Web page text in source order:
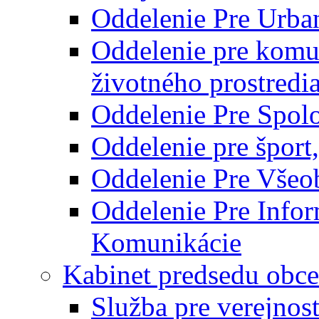
Oddelenie Pre
Oddelenie pre
životného
Oddelenie Pre
Oddelenie pre
Oddelenie Pre
Oddelenie Pre
Komunikácie
Kabinet predsedu obce
Služba pre